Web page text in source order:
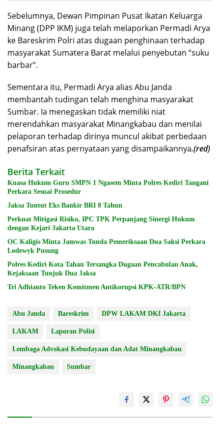
Sebelumnya, Dewan Pimpinan Pusat Ikatan Keluarga
Minang (DPP IKM) juga telah melaporkan Permadi Arya
ke Bareskrim Polri atas dugaan penghinaan terhadap
masyarakat Sumatera Barat melalui penyebutan “suku
barbar”.
Sementara itu, Permadi Arya alias Abu Janda
membantah tudingan telah menghina masyarakat
Sumbar. Ia menegaskan tidak memiliki niat
merendahkan masyarakat Minangkabau dan menilai
pelaporan terhadap dirinya muncul akibat perbedaan
penafsiran atas pernyataan yang disampaikannya.(red)
Berita Terkait
Kuasa Hukum Guru SMPN 1 Ngasem Minta Polres Kediri Tangani
Perkara Sesuai Prosedur
Jaksa Tuntut Eks Bankir BRI 8 Tahun
Perkuat Mitigasi Risiko, IPC TPK Perpanjang Sinergi Hukum
dengan Kejari Jakarta Utara
OC Kaligis Minta Jamwas Tunda Pemeriksaan Dua Saksi Perkara
Lodewyk Pusung
Polres Kediri Kota Tahan Tersangka Dugaan Pencabulan Anak,
Kejaksaan Tunjuk Dua Jaksa
Tri Adhianto Teken Komitmen Antikorupsi KPK-ATR/BPN
Abu Janda Bareskrim DPW LAKAM DKI Jakarta
LAKAM Laporan Polisi
Lembaga Advokasi Kebudayaan dan Adat Minangkabau
Minangkabau Sumbar